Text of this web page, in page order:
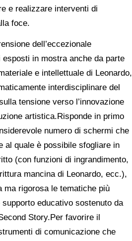
e realizzare interventi di
foce.
dell’eccezionale
in mostra anche da parte
e intellettuale di Leonardo,
interdisciplinare del
tensione verso l’innovazione
artistica.Risponde in primo
numero di schermi che
al quale è possibile sfogliare in
(con funzioni di ingrandimento,
mancina di Leonardo, ecc.),
ma rigorosa le tematiche più
educativo sostenuto da
Story.Per favorire il
di comunicazione che